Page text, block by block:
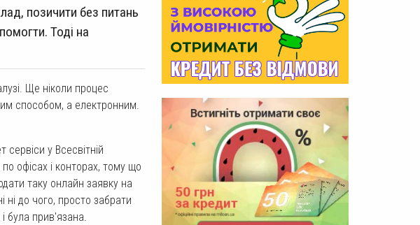
позичити без питань
Тоді на
Ще ніколи процес
способом, а електронним.
у Всесвітній
по офісах і конторах, тому що
таку онлайн заявку на
ні до чого, просто забрати
була прив'язана.